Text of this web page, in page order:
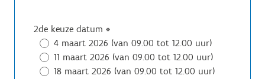
2de keuze datum *
4 maart 2026 (van 09.00 tot 12.00 uur)
11 maart 2026 (van 09.00 tot 12.00 uur)
18 maart 2026 (van 09.00 tot 12.00 uur)